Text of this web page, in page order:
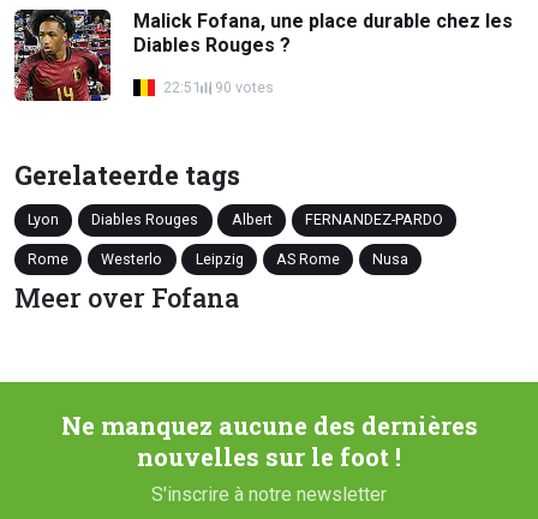
Malick Fofana, une place durable chez les
Diables Rouges ?
22:51 90 votes
Gerelateerde tags
Lyon Diables Rouges Albert FERNANDEZ-PARDO
Rome Westerlo Leipzig AS Rome Nusa
Meer over Fofana
Ne manquez aucune des dernières
nouvelles sur le foot !
S'inscrire à notre newsletter